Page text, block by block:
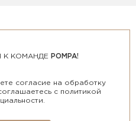
К КОМАНДЕ POMPA!
согласие на обработку
с политикой